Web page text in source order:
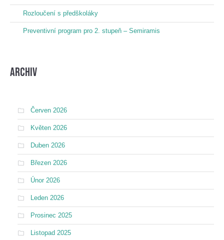
Rozloučení s předškoláky
Preventivní program pro 2. stupeň – Semiramis
Archiv
Červen 2026
Květen 2026
Duben 2026
Březen 2026
Únor 2026
Leden 2026
Prosinec 2025
Listopad 2025